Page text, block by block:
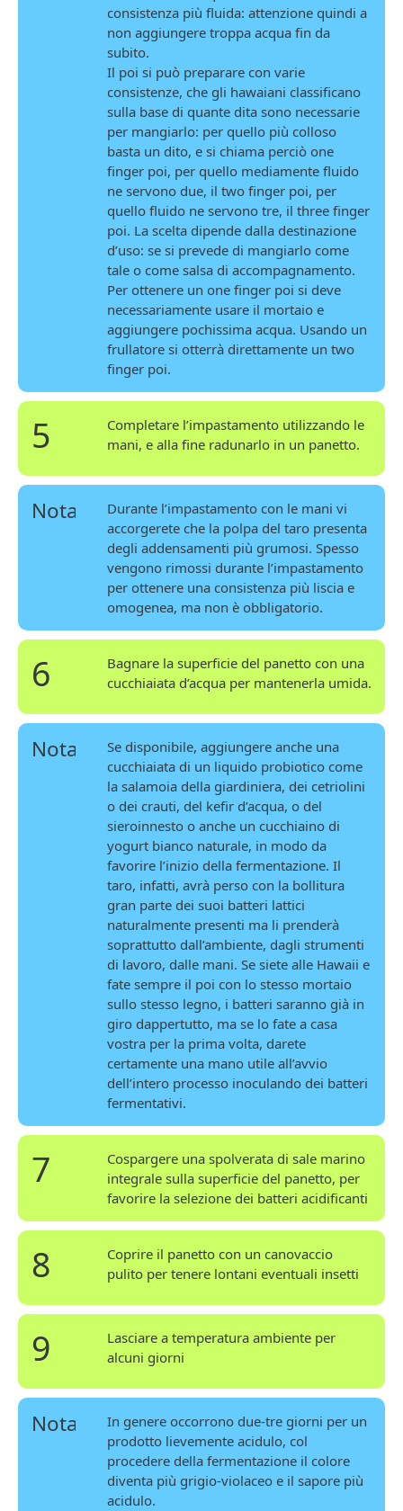
consistenza più fluida: attenzione quindi a
non aggiungere troppa acqua fin da
subito.
Il poi si può preparare con varie
consistenze, che gli hawaiani classificano
sulla base di quante dita sono necessarie
per mangiarlo: per quello più colloso
basta un dito, e si chiama perciò one
finger poi, per quello mediamente fluido
ne servono due, il two finger poi, per
quello fluido ne servono tre, il three finger
poi. La scelta dipende dalla destinazione
d’uso: se si prevede di mangiarlo come
tale o come salsa di accompagnamento.
Per ottenere un one finger poi si deve
necessariamente usare il mortaio e
aggiungere pochissima acqua. Usando un
frullatore si otterrà direttamente un two
finger poi.
5
Completare l’impastamento utilizzando le
mani, e alla fine radunarlo in un panetto.
Nota
Durante l’impastamento con le mani vi
accorgerete che la polpa del taro presenta
degli addensamenti più grumosi. Spesso
vengono rimossi durante l’impastamento
per ottenere una consistenza più liscia e
omogenea, ma non è obbligatorio.
6
Bagnare la superficie del panetto con una
cucchiaiata d’acqua per mantenerla umida.
Nota
Se disponibile, aggiungere anche una
cucchiaiata di un liquido probiotico come
la salamoia della giardiniera, dei cetriolini
o dei crauti, del kefir d’acqua, o del
sieroinnesto o anche un cucchiaino di
yogurt bianco naturale, in modo da
favorire l’inizio della fermentazione. Il
taro, infatti, avrà perso con la bollitura
gran parte dei suoi batteri lattici
naturalmente presenti ma li prenderà
soprattutto dall’ambiente, dagli strumenti
di lavoro, dalle mani. Se siete alle Hawaii e
fate sempre il poi con lo stesso mortaio
sullo stesso legno, i batteri saranno già in
giro dappertutto, ma se lo fate a casa
vostra per la prima volta, darete
certamente una mano utile all’avvio
dell’intero processo inoculando dei batteri
fermentativi.
7
Cospargere una spolverata di sale marino
integrale sulla superficie del panetto, per
favorire la selezione dei batteri acidificanti
8
Coprire il panetto con un canovaccio
pulito per tenere lontani eventuali insetti
9
Lasciare a temperatura ambiente per
alcuni giorni
Nota
In genere occorrono due-tre giorni per un
prodotto lievemente acidulo, col
procedere della fermentazione il colore
diventa più grigio-violaceo e il sapore più
acidulo.